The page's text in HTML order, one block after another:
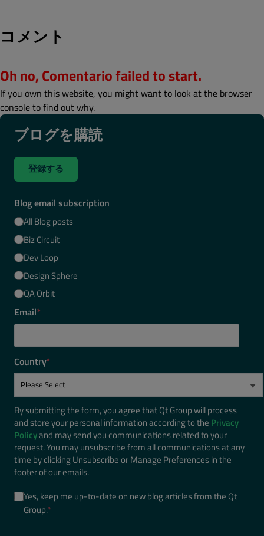
コメント
Oh no, Comentario failed to start.
If you own this website, you might want to look at the browser
console to find out why.
ブログを購読
登録する
Blog email subscription
All Blog posts
Biz Circuit
Dev Loop
Design Sphere
QA Orbit
Email*
Country*
By submitting the form, you agree that Qt Group will process
and store your personal information according to the Privacy
Policyand may send you communications related to your
request. You may unsubscribe from all communications at any
time by clicking Unsubscribe or Manage Preferences in the
footer of our emails.
Yes, keep me up-to-date on new blog articles from the Qt
Group.*